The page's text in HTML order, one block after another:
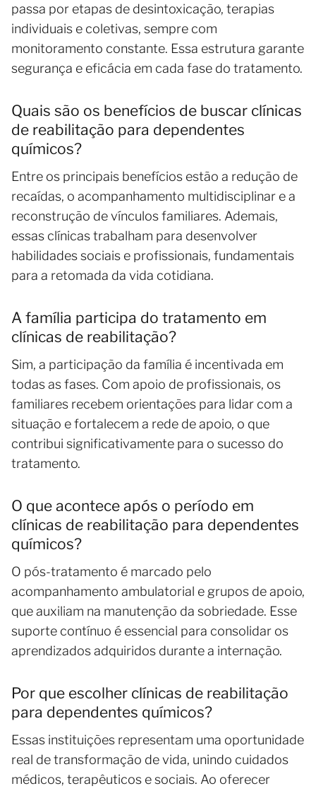
passa por etapas de desintoxicação, terapias
individuais e coletivas, sempre com
monitoramento constante. Essa estrutura garante
segurança e eficácia em cada fase do tratamento.
Quais são os benefícios de buscar clínicas
de reabilitação para dependentes
químicos?
Entre os principais benefícios estão a redução de
recaídas, o acompanhamento multidisciplinar e a
reconstrução de vínculos familiares. Ademais,
essas clínicas trabalham para desenvolver
habilidades sociais e profissionais, fundamentais
para a retomada da vida cotidiana.
A família participa do tratamento em
clínicas de reabilitação?
Sim, a participação da família é incentivada em
todas as fases. Com apoio de profissionais, os
familiares recebem orientações para lidar com a
situação e fortalecem a rede de apoio, o que
contribui significativamente para o sucesso do
tratamento.
O que acontece após o período em
clínicas de reabilitação para dependentes
químicos?
O pós-tratamento é marcado pelo
acompanhamento ambulatorial e grupos de apoio,
que auxiliam na manutenção da sobriedade. Esse
suporte contínuo é essencial para consolidar os
aprendizados adquiridos durante a internação.
Por que escolher clínicas de reabilitação
para dependentes químicos?
Essas instituições representam uma oportunidade
real de transformação de vida, unindo cuidados
médicos, terapêuticos e sociais. Ao oferecer